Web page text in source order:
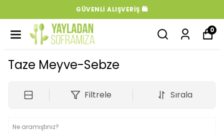
GÜVENLI ALIŞVERIŞ 🛍️
0
Taze Meyve-Sebze
Filtrele Sırala